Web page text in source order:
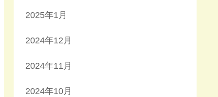
2025年1月
2024年12月
2024年11月
2024年10月